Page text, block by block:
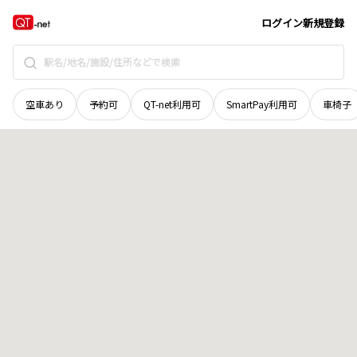
ログイン新規登録
空車あり 予約可 QT-net利用可 SmartPay利用可 車椅子
群馬県